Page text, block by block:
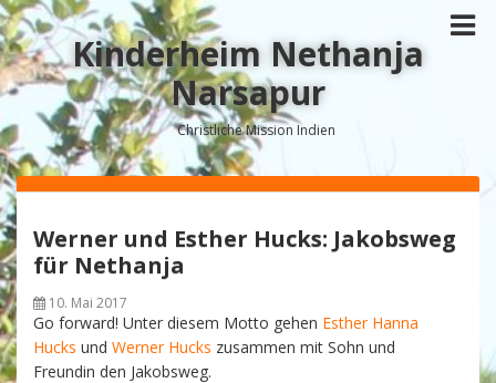
Kinderheim Nethanja
Narsapur
Christliche Mission Indien
Werner und Esther Hucks: Jakobsweg
für Nethanja
10. Mai 2017
Go forward! Unter diesem Motto gehen Esther Hanna
Hucks und Werner Hucks zusammen mit Sohn und
Freundin den Jakobsweg.